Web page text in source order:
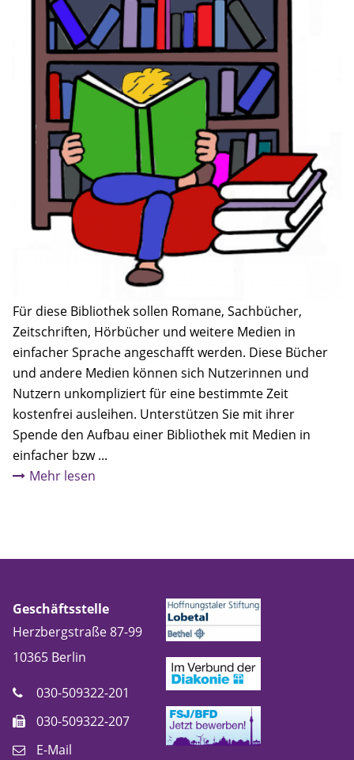
Für diese Bibliothek sollen Romane, Sachbücher,
Zeitschriften, Hörbücher und weitere Medien in
einfacher Sprache angeschafft werden. Diese Bücher
und andere Medien können sich Nutzerinnen und
Nutzern unkompliziert für eine bestimmte Zeit
kostenfrei ausleihen. Unterstützen Sie mit ihrer
Spende den Aufbau einer Bibliothek mit Medien in
einfacher bzw ...
Mehr lesen
Geschäftsstelle
Herzbergstraße 87-99
10365 Berlin
030-509322-201
030-509322-207
E-Mail